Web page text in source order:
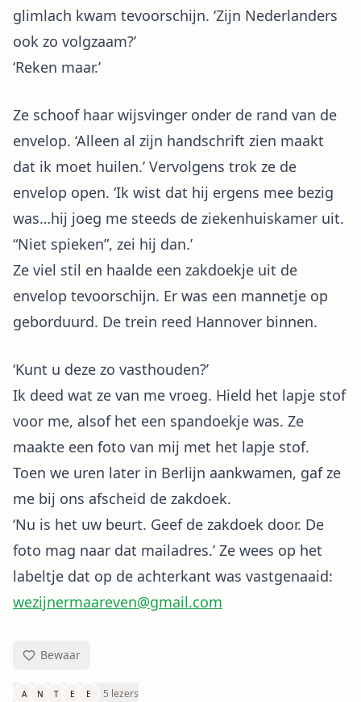
glimlach kwam tevoorschijn. ‘Zijn Nederlanders
ook zo volgzaam?’
‘Reken maar.’
Ze schoof haar wijsvinger onder de rand van de
envelop. ‘Alleen al zijn handschrift zien maakt
dat ik moet huilen.’ Vervolgens trok ze de
envelop open. ‘Ik wist dat hij ergens mee bezig
was…hij joeg me steeds de ziekenhuiskamer uit.
“Niet spieken”, zei hij dan.’
Ze viel stil en haalde een zakdoekje uit de
envelop tevoorschijn. Er was een mannetje op
geborduurd. De trein reed Hannover binnen.
‘Kunt u deze zo vasthouden?’
Ik deed wat ze van me vroeg. Hield het lapje stof
voor me, alsof het een spandoekje was. Ze
maakte een foto van mij met het lapje stof.
Toen we uren later in Berlijn aankwamen, gaf ze
me bij ons afscheid de zakdoek.
‘Nu is het uw beurt. Geef de zakdoek door. De
foto mag naar dat mailadres.’ Ze wees op het
labeltje dat op de achterkant was vastgenaaid:
wezijnermaareven@gmail.com
Bewaar
A N T E E 5 lezers